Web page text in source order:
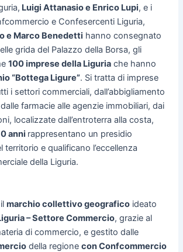
Luigi Attanasio e Enrico Lupi, e i
e Confesercenti Liguria,
e Marco Benedetti hanno consegnato
grida del Palazzo della Borsa, gli
100 imprese della Liguria che hanno
“Bottega Ligure”. Si tratta di imprese
i settori commerciali, dall’abbigliamento
farmacie alle agenzie immobiliari, dai
localizzate dall’entroterra alla costa,
anni rappresentano un presidio
territorio e qualificano l’eccellenza
della Liguria.
ilmarchio collettivo geografico ideato
– Settore Commercio, grazie al
di commercio, e gestito dalle
della regionecon Confcommercio